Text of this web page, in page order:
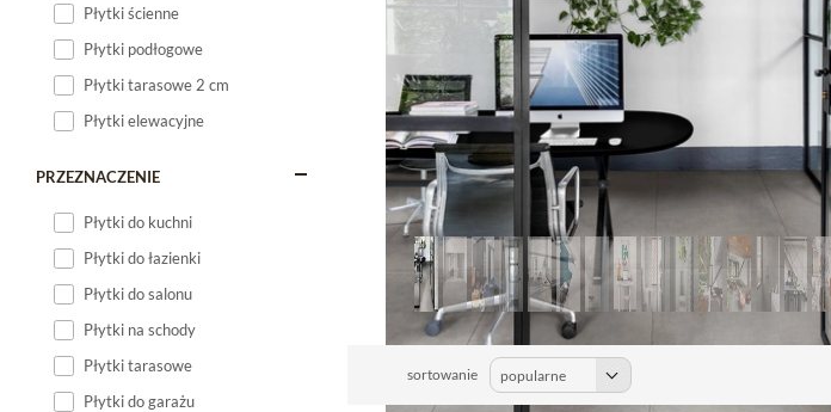
Płytki ścienne
Płytki podłogowe
Płytki tarasowe 2 cm
Płytki elewacyjne
PRZEZNACZENIE
Płytki do kuchni
Płytki do łazienki
Płytki do salonu
Płytki na schody
Płytki tarasowe
Płytki do garażu
sortowanie